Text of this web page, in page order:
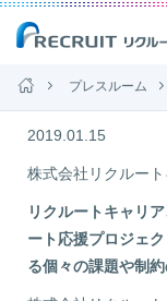
企業情報
事業紹介
サステナ
プレスルーム
2019.01.15
株式会社リクルー
リクルートキャリ
ート応援プロジェ
る個々の課題や制